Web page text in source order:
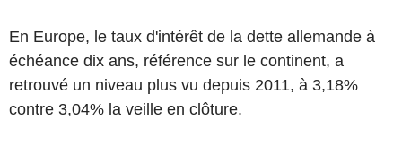
En Europe, le taux d'intérêt de la dette allemande à
échéance dix ans, référence sur le continent, a
retrouvé un niveau plus vu depuis 2011, à 3,18%
contre 3,04% la veille en clôture.